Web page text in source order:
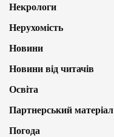
Некрологи
Нерухомість
Новини
Новини від читачів
Освіта
Партнерський матеріал
Погода